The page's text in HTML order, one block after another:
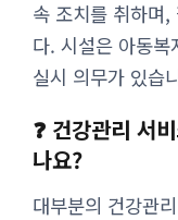
속 조치를 취하며,
다. 시설은 아동복
실시 의무가 있습
❓ 건강관리 서
나요?
대부분의 건강관